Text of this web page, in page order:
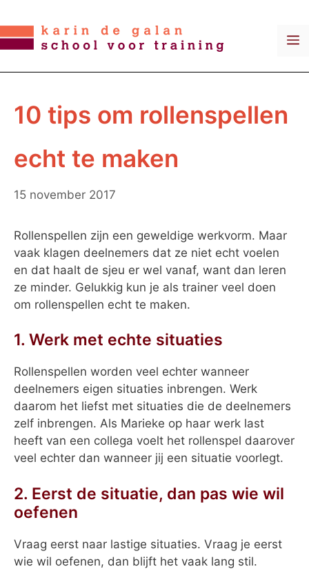
naar
de
10 tips om rollenspellen
echt te maken
15 november 2017
Rollenspellen zijn een geweldige werkvorm. Maar
vaak klagen deelnemers dat ze niet echt voelen
en dat haalt de sjeu er wel vanaf, want dan leren
ze minder. Gelukkig kun je als trainer veel doen
om rollenspellen echt te maken.
1. Werk met echte situaties
Rollenspellen worden veel echter wanneer
deelnemers eigen situaties inbrengen. Werk
daarom het liefst met situaties die de deelnemers
zelf inbrengen. Als Marieke op haar werk last
heeft van een collega voelt het rollenspel daarover
veel echter dan wanneer jij een situatie voorlegt.
2. Eerst de situatie, dan pas wie wil
oefenen
Vraag eerst naar lastige situaties. Vraag je eerst
wie wil oefenen, dan blijft het vaak lang stil.